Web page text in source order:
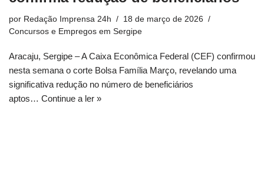
por Redação Imprensa 24h
18 de março de 2026
Concursos e Empregos em Sergipe
Aracaju, Sergipe – A Caixa Econômica Federal (CEF) confirmou
nesta semana o corte Bolsa Família Março, revelando uma
significativa redução no número de beneficiários
aptos… Continue a ler »